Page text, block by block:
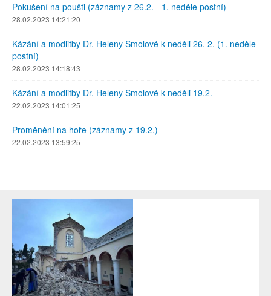
Pokušení na poušti (záznamy z 26.2. - 1. neděle postní)
28.02.2023 14:21:20
Kázání a modlitby Dr. Heleny Smolové k neděli 26. 2. (1. neděle
postní)
28.02.2023 14:18:43
Kázání a modlitby Dr. Heleny Smolové k neděli 19.2.
22.02.2023 14:01:25
Proměnění na hoře (záznamy z 19.2.)
22.02.2023 13:59:25